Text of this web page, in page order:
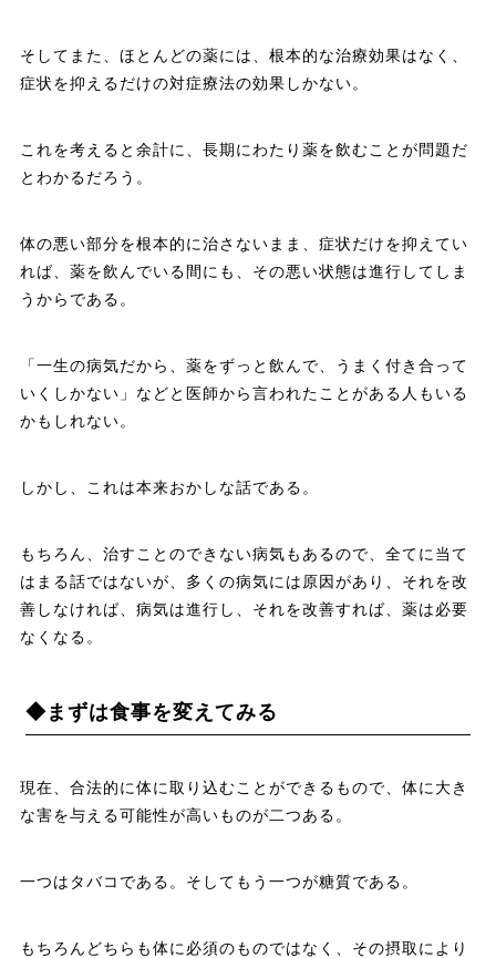
そしてまた、ほとんどの薬には、根本的な治療効果はなく、
症状を抑えるだけの対症療法の効果しかない。
これを考えると余計に、長期にわたり薬を飲むことが問題だ
とわかるだろう。
体の悪い部分を根本的に治さないまま、症状だけを抑えてい
れば、薬を飲んでいる間にも、その悪い状態は進行してしま
うからである。
「一生の病気だから、薬をずっと飲んで、うまく付き合って
いくしかない」などと医師から言われたことがある人もいる
かもしれない。
しかし、これは本来おかしな話である。
もちろん、治すことのできない病気もあるので、全てに当て
はまる話ではないが、多くの病気には原因があり、それを改
善しなければ、病気は進行し、それを改善すれば、薬は必要
なくなる。
◆まずは食事を変えてみる
現在、合法的に体に取り込むことができるもので、体に大き
な害を与える可能性が高いものが二つある。
一つはタバコである。そしてもう一つが糖質である。
もちろんどちらも体に必須のものではなく、その摂取により